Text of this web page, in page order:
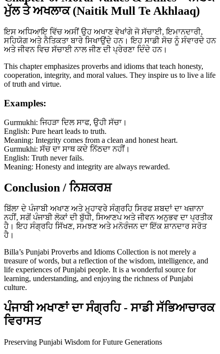
ਮੁੱਲ ਤੇ ਅਖਲਾਕ (Naitik Mull Te Akhlaaq)
ਇਸ ਅਧਿਆਇ ਵਿੱਚ ਅਸੀਂ ਉਹ ਅਖਾਣ ਵੇਖਾਂਗੇ ਜੋ ਸੱਚਾਈ, ਇਮਾਨਦਾਰੀ,
ਸਹਿਯੋਗ ਅਤੇ ਨੈਤਿਕਤਾ ਬਾਰੇ ਸਿਖਾਉਂਦੇ ਹਨ। ਇਹ ਸਾਡੀ ਸੋਚ ਨੂੰ ਸੰਵਾਰਦੇ ਹਨ
ਅਤੇ ਜੀਵਨ ਵਿਚ ਸੱਚਾਈ ਨਾਲ ਜੀਣ ਦੀ ਪ੍ਰੇਰਣਾ ਦਿੰਦੇ ਹਨ।
This chapter emphasizes proverbs and idioms that teach honesty,
cooperation, integrity, and moral values. They inspire us to live a life
of truth and virtue.
Examples:
Gurmukhi: ਜਿਹੜਾ ਦਿਲ ਸਾਫ, ਉਹੀ ਸੱਚਾ।
English: Pure heart leads to truth.
Meaning: Integrity comes from a clean and honest heart.
Gurmukhi: ਸੱਚ ਦਾ ਸਾਥ ਕਦੇ ਨਿੱਠਦਾ ਨਹੀਂ।
English: Truth never fails.
Meaning: Honesty and integrity are always rewarded.
Conclusion / ਨਿਸ਼ਕਰਸ਼
ਬਿੱਲਾ ਦੇ ਪੰਜਾਬੀ ਅਖਾਣ ਅਤੇ ਮੁਹਾਵਰੇ ਸੰਗ੍ਰਹਿ ਸਿਰਫ ਸ਼ਬਦਾਂ ਦਾ ਖਜ਼ਾਨਾ
ਨਹੀਂ, ਸਗੋਂ ਪੰਜਾਬੀ ਲੋਕਾਂ ਦੀ ਬੁੱਧੀ, ਸਿਆਣਪ ਅਤੇ ਜੀਵਨ ਅਨੁਭਵ ਦਾ ਪ੍ਰਤੀਕ
ਹੈ। ਇਹ ਸੰਗ੍ਰਹਿ ਸਿੱਖਣ, ਸਮਝਣ ਅਤੇ ਮਨੋਰੰਜਨ ਦਾ ਇੱਕ ਸ਼ਾਨਦਾਰ ਸਰੋਤ
ਹੈ।
Billa’s Punjabi Proverbs and Idioms Collection is not merely a
treasure of words, but a reflection of the wisdom, intelligence, and
life experiences of Punjabi people. It is a wonderful source for
learning, understanding, and enjoying the richness of Punjabi
culture.
ਪੰਜਾਬੀ ਅਖਾਣਾਂ ਦਾ ਸੰਗ੍ਰਹਿ - ਸਾਡੀ ਸੱਭਿਆਚਾਰਕ
ਵਿਰਾਸਤ
Preserving Punjabi Wisdom for Future Generations